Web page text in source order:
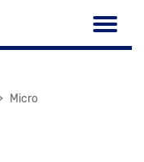
Micro